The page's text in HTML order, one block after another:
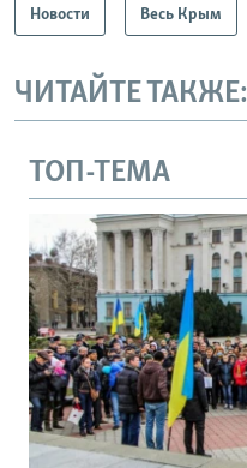
Новости Весь Крым
ЧИТАЙТЕ ТАКЖЕ:
ТОП-ТЕМА